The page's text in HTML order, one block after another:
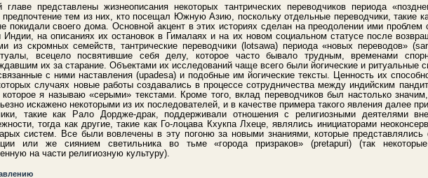
главе представлены жизнеописания некоторых тантрических переводчиков периода
предпочтение тем из них, кто посещал Южную Азию, поскольку отдельные переводчики, такие
покидали своего дома. Основной акцент в этих историях сделан на преодолении ими проблем
Индии, на описаниях их остановок в Гималаях и на их новом социальном статусе после
из скромных семейств, тантрические переводчики (lotsawa) периода «новых переводов»
всецело посвятившие себя делу, которое часто бывало трудным, временами
их за старание. Объектами их исследований чаще всего были йогические и ритуальные
с ними наставления (upadesa) и подобные им йогические тексты. Ценность их
случаях новые работы создавались в процессе сотрудничества между индийским
я называю «серыми» текстами. Кроме того, вклад переводчиков был настолько
искажено некоторыми из их последователей, и в качестве примера такого явления далее
такие как Рало Дордже-драк, поддерживали отношения с религиозными деятелями
тогда как другие, такие как Го-лоцава Кхукпа Лхеце, являлись инициаторами
систем. Все были вовлечены в эту погоню за новыми знаниями, которые представлялись
или же сиянием светильника во тьме «города призраков» (pretapuri) (так
на части религиозную культуру).